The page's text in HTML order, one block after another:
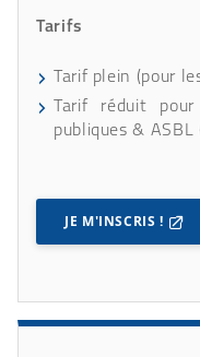
Tarifs
Tarif plein (pour
Tarif réduit
publiques &
JE M'INSCRIS !